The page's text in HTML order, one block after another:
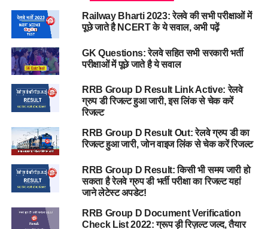
Railway Bharti 2023: रेलवे की सभी परीक्षाओं में
पूछे जाते है NCERT के ये सवाल, अभी पढ़ें
GK Questions: रेलवे सहित सभी सरकारी भर्ती
परीक्षाओं में पूछे जाते है ये सवाल
RRB Group D Result Link Active: रेलवे
ग्रुप डी रिजल्ट हुआ जारी, इस लिंक से चेक करें
रिजल्ट
RRB Group D Result Out: रेलवे ग्रुप डी का
रिजल्ट हुआ जारी, जोन वाइज लिंक से चेक करें रिजल्ट
RRB Group D Result: किसी भी समय जारी हो
सकता है रेलवे ग्रुप डी भर्ती परीक्षा का रिजल्ट यहां
जाने लेटेस्ट अपडेट!
RRB Group D Document Verification
Check List 2022: ग्रूप ड़ी रिज़ल्ट जल्द, तैयार